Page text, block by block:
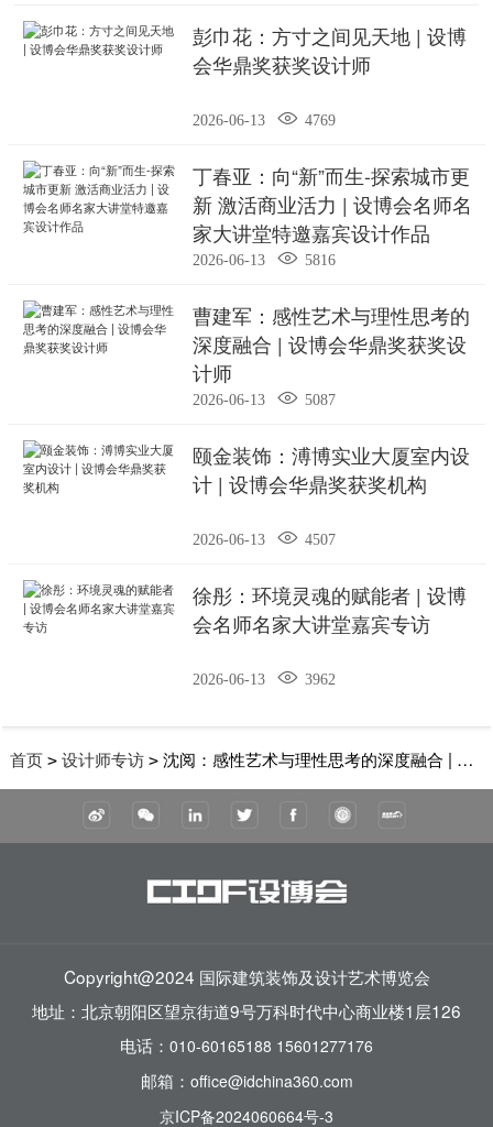
彭巾花：方寸之间见天地 | 设博
会华鼎奖获奖设计师
2026-06-13  4769
丁春亚：向“新”而生-探索城市更
新 激活商业活力 | 设博会名师名
家大讲堂特邀嘉宾设计作品
2026-06-13  5816
曹建军：感性艺术与理性思考的
深度融合 | 设博会华鼎奖获奖设
计师
2026-06-13  5087
颐金装饰：溥博实业大厦室内设
计 | 设博会华鼎奖获奖机构
2026-06-13  4507
徐彤：环境灵魂的赋能者 | 设博
会名师名家大讲堂嘉宾专访
2026-06-13  3962
首页 > 设计师专访 >沈阅：感性艺术与理性思考的深度融合 | 设博会华鼎奖获奖设计师
Copyright@2024 国际建筑装饰及设计艺术博览会
地址：北京朝阳区望京街道9号万科时代中心商业楼1层126
电话： 010-60165188 15601277176
邮箱： office@idchina360.com
京ICP备2024060664号-3